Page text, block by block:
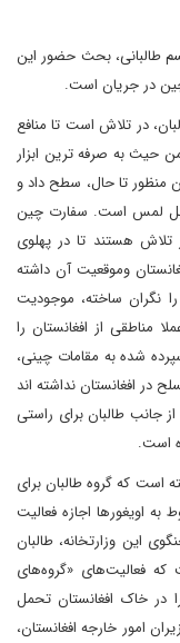
طالبانی، بحث حضور این
در جریان است.
در تلاش است تا منافع
حیث به صرفه ترین ابزار
منظور تا حال، سطح داد و
لمس است. سفارت چین
هستند تا در پهلوی
وموقعیت آن داشته
نگران ساخته، موجودیت
از افغانستان را
شده به مقامات چینی،
در افغانستان نداشته اند
جانب طالبان برای راستی
است.
است که گروه طالبان برای
به اویغورها اجازه فعالیت
این وزارتخانه، طالبان
فعالیت‌های «گروه‌های
در خاک افغانستان تحمل
امور خارجه افغانستان،